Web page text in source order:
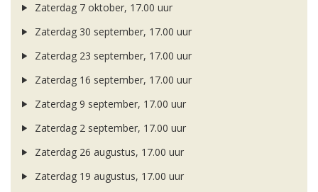
Zaterdag 7 oktober, 17.00 uur
Zaterdag 30 september, 17.00 uur
Zaterdag 23 september, 17.00 uur
Zaterdag 16 september, 17.00 uur
Zaterdag 9 september, 17.00 uur
Zaterdag 2 september, 17.00 uur
Zaterdag 26 augustus, 17.00 uur
Zaterdag 19 augustus, 17.00 uur